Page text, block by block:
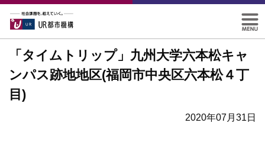
「タイムトリップ」九州大学六本松キャ
ンパス跡地地区(福岡市中央区六本松４丁
目)
2020年07月31日